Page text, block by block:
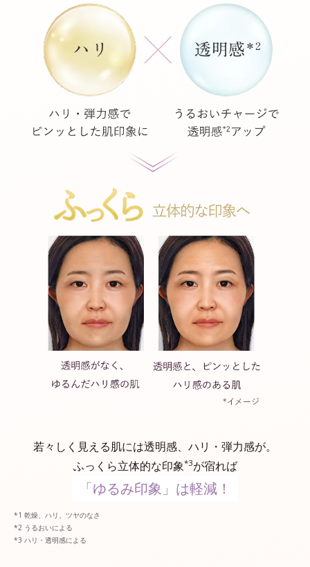
若々しく見える肌には透明感、ハリ・弾力感が。
ふっくら立体的な印象*3が宿れば
「ゆるみ印象」は軽減！
乾燥、ハリ、ツヤのなさ
うるおいによる
ハリ・透明感による